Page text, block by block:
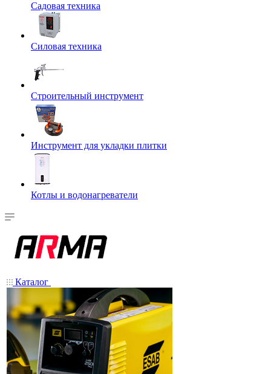
Садовая техника
Силовая техника
Строительный инструмент
Инструмент для укладки плитки
Котлы и водонагреватели
Каталог